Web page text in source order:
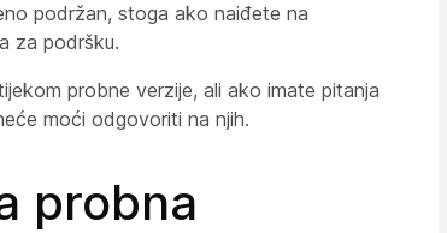
podržan, stoga ako naiđete na
za podršku.
probne verzije, ali ako imate pitanja
moći odgovoriti na njih.
probna